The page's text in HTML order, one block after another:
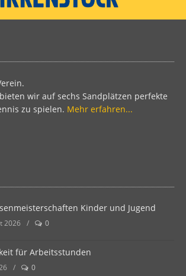
wir auf sechs Sandplätzen perfekte
zu spielen. Mehr erfahren...
Kinder und Jugend
2026 / 0
für Arbeitsstunden
/ 0